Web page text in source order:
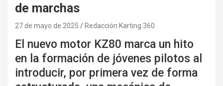
de marchas
27 de mayo de 2025 Redacción Karting 360
El nuevo motor KZ80 marca un hito
en la formación de jóvenes pilotos al
introducir, por primera vez de forma